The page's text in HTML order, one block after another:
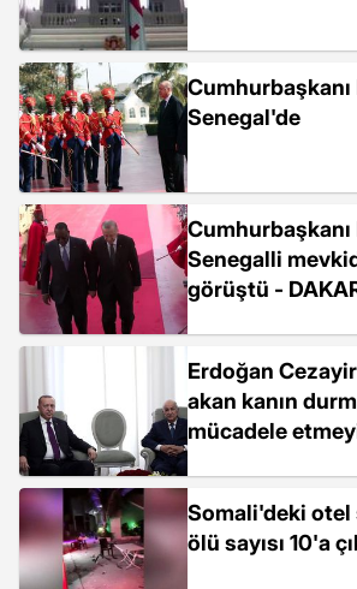
Cumhurbaşkanı
Senegal'de
Cumhurbaşkanı
Senegalli
görüştü -
Erdoğan
akan kanın
mücadele
Somali'deki otel
ölü sayısı 10'a